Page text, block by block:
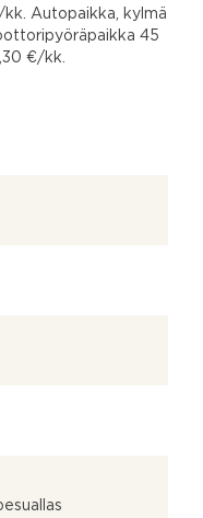
Autopaikka, kylmä
45
€/kk.